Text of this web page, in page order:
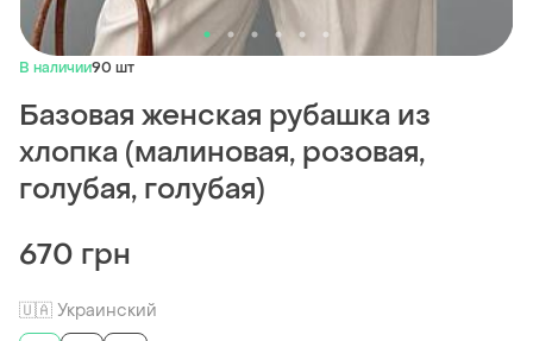
В наличии90 шт
Базовая женская рубашка из
хлопка (малиновая, розовая,
голубая, голубая)
670 грн
🇺🇦 Украинский